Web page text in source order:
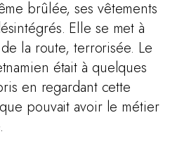
brûlée, ses vêtements
Elle se met à
la route, terrorisée. Le
était à quelques
en regardant cette
pouvait avoir le métier